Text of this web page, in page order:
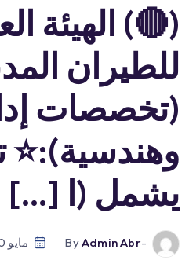
(🔴) الهيئة
للطيران
(تخصصات
يشمل (ا […]
-by
Admin Abr مايو 10, 2026